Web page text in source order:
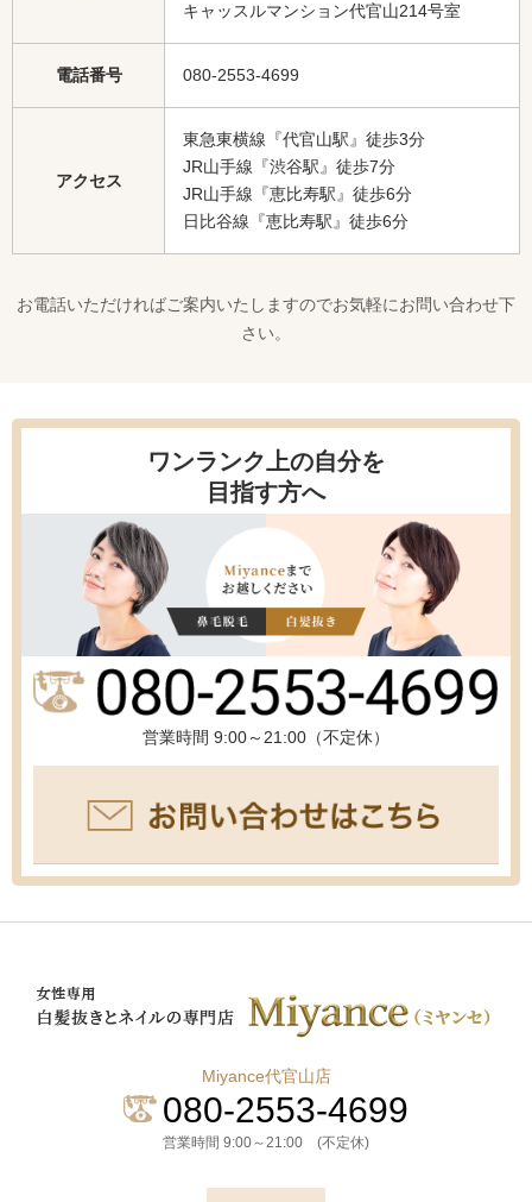
キャッスルマンション代官山214号室
電話番号 080-2553-4699
アクセス
東急東横線『代官山駅』徒歩3分
JR山手線『渋谷駅』徒歩7分
JR山手線『恵比寿駅』徒歩6分
日比谷線『恵比寿駅』徒歩6分
お電話いただければご案内いたしますのでお気軽にお問い合わせ下
さい。
ワンランク上の自分を
目指す方へ
営業時間 9:00～21:00（不定休）
Miyance代官山店
080-2553-4699
営業時間 9:00～21:00 (不定休)